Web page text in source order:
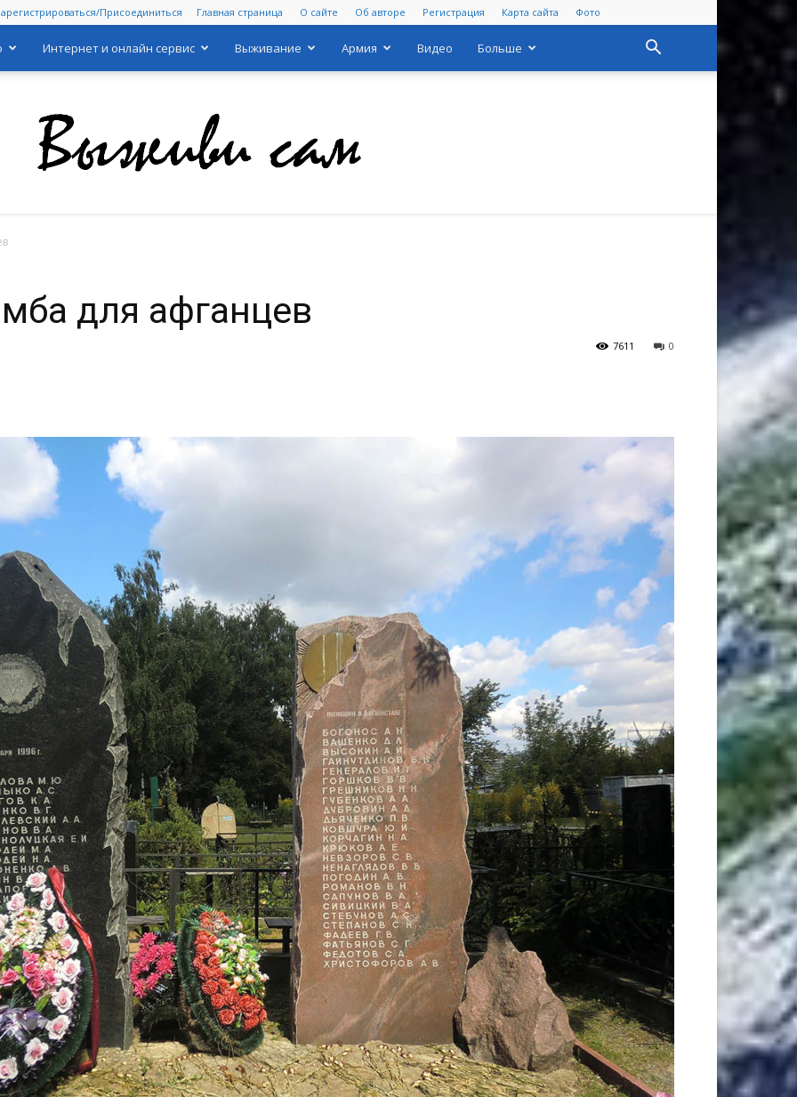
Присоединиться Главная страница О сайте Об авторе Регистрация Карта сайта Фото
Интернет и онлайн сервис Выживание Армия Видео Больше
для афганцев
0
7611